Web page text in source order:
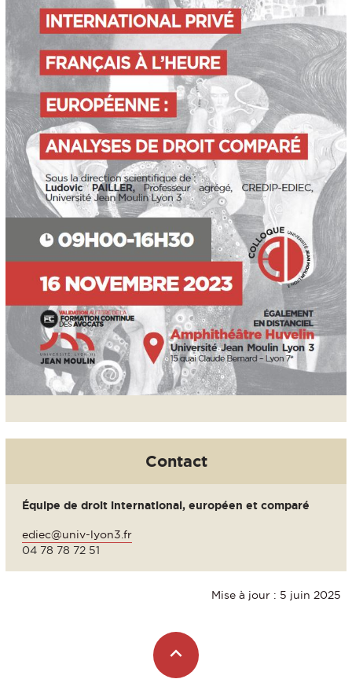
Contact
Équipe de droit international, européen et comparé
ediec@univ-lyon3.fr
04 78 78 72 51
Mise à jour : 5 juin 2025